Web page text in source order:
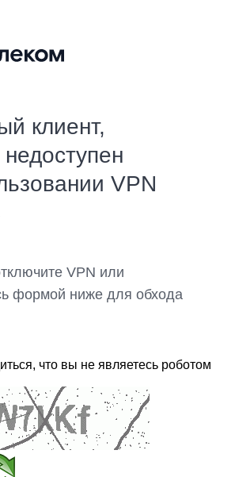
клиент,
VPN
VPN или
формой ниже для обхода
что вы не являетесь роботом